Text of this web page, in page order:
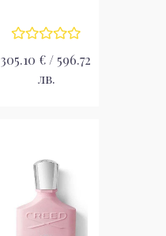
305.10 € / 596.72
лв.